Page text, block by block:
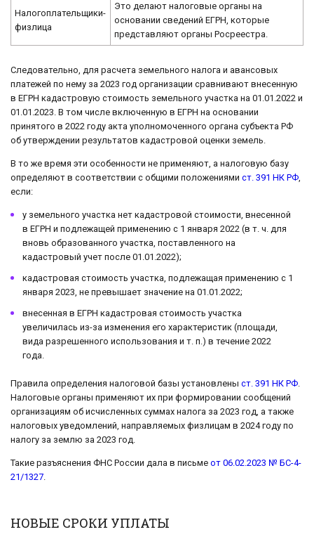
Налогоплательщики-
физлица
Это делают налоговые органы на
основании сведений ЕГРН, которые
представляют органы Росреестра.
Следовательно, для расчета земельного налога и авансовых
платежей по нему за 2023 год организации сравнивают внесенную
в ЕГРН кадастровую стоимость земельного участка на 01.01.2022 и
01.01.2023. В том числе включенную в ЕГРН на основании
принятого в 2022 году акта уполномоченного органа субъекта РФ
об утверждении результатов кадастровой оценки земель.
В то же время эти особенности не применяют, а налоговую базу
определяют в соответствии с общими положениями ст. 391 НК РФ,
если:
у земельного участка нет кадастровой стоимости, внесенной
в ЕГРН и подлежащей применению с 1 января 2022 (в т. ч. для
вновь образованного участка, поставленного на
кадастровый учет после 01.01.2022);
кадастровая стоимость участка, подлежащая применению с 1
января 2023, не превышает значение на 01.01.2022;
внесенная в ЕГРН кадастровая стоимость участка
увеличилась из-за изменения его характеристик (площади,
вида разрешенного использования и т. п.) в течение 2022
года.
Правила определения налоговой базы установлены ст. 391 НК РФ
Налоговые органы применяют их при формировании сообщений
организациям об исчисленных суммах налога за 2023 год, а также
налоговых уведомлений, направляемых физлицам в 2024 году по
налогу за землю за 2023 год.
Такие разъяснения ФНС России дала в письме от 06.02.2023 № БС-4-
21/1327
НОВЫЕ СРОКИ УПЛАТЫ